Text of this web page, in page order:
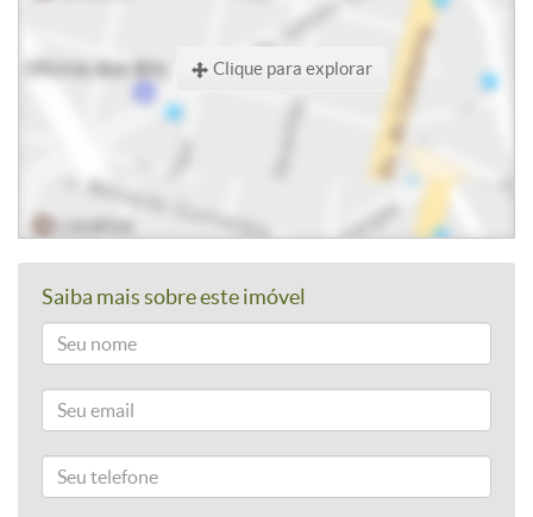
Clique para explorar
Saiba mais sobre este imóvel